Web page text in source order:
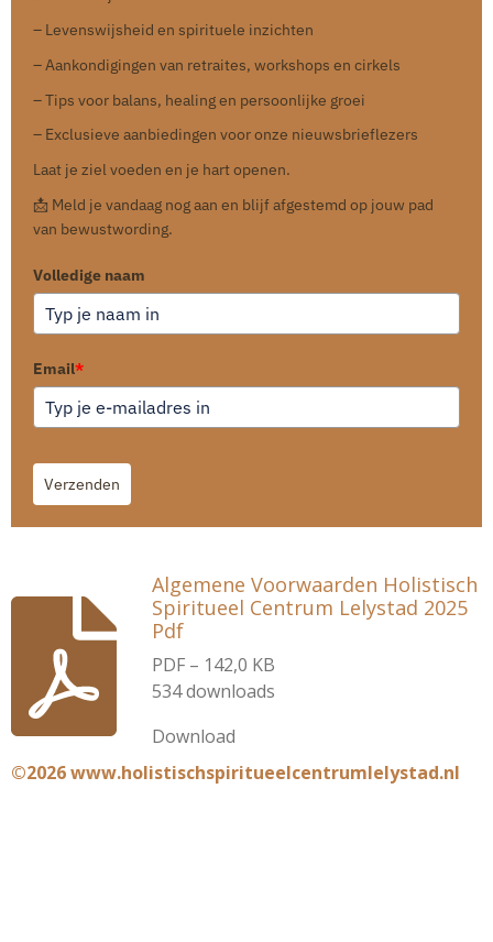
– Levenswijsheid en spirituele inzichten
– Aankondigingen van retraites, workshops en cirkels
– Tips voor balans, healing en persoonlijke groei
– Exclusieve aanbiedingen voor onze nieuwsbrieflezers
Laat je ziel voeden en je hart openen.
📩 Meld je vandaag nog aan en blijf afgestemd op jouw pad
van bewustwording.
Volledige naam
Email*
Verzenden
Algemene Voorwaarden Holistisch
Spiritueel Centrum Lelystad 2025
Pdf
PDF – 142,0 KB
534 downloads
Download
©2026 www.holistischspiritueelcentrumlelystad.nl